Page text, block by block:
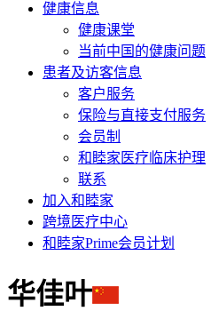
健康信息
健康课堂
当前中国的健康问题
患者及访客信息
客户服务
保险与直接支付服务
会员制
和睦家医疗临床护理
联系
加入和睦家
跨境医疗中心
和睦家Prime会员计划
华佳叶